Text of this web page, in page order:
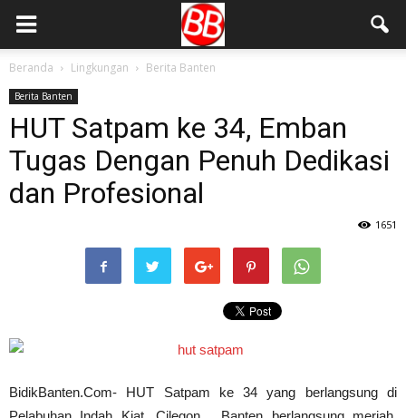
Beranda Lingkungan Berita Banten
Berita Banten
HUT Satpam ke 34, Emban
Tugas Dengan Penuh Dedikasi
dan Profesional
1651
BidikBanten.Com- HUT Satpam ke 34 yang berlangsung di